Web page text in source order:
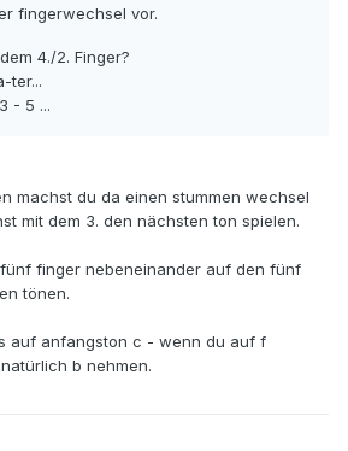
fingerwechsel vor.
4./2. Finger?
ter...
- 5 ...
machst du da einen stummen wechsel
mit dem 3. den nächsten ton spielen.
finger nebeneinander auf den fünf
tönen.
auf anfangston c - wenn du auf f
b nehmen.